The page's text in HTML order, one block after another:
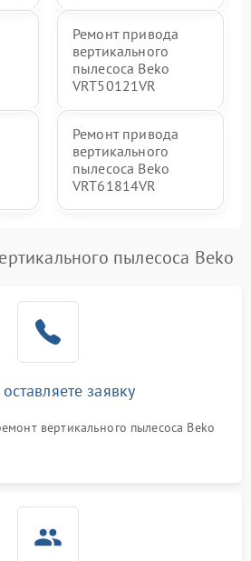
Ремонт привода
вертикального
пылесоса Beko
VRT50121VR
Ремонт привода
вертикального
пылесоса Beko
VRT61814VR
пылесоса Beko
заявку
вертикального пылесоса Beko